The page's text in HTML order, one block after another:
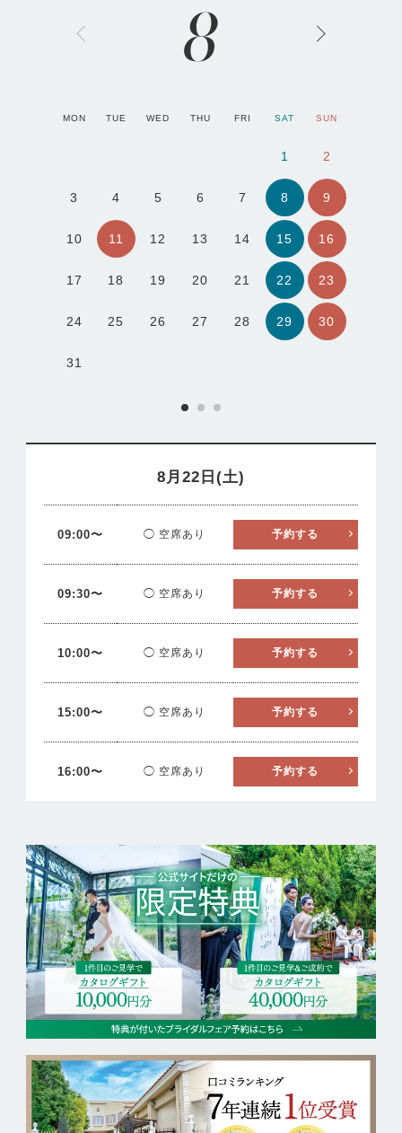
8
MON TUE WED THU FRI SAT SUN
1 2
3 4 5 6 7 8 9
10 11 12 13 14 15 16
17 18 19 20 21 22 23
24 25 26 27 28 29 30
31
8月22日(土)
09:00〜 ◯ 空席あり 予約する
09:30〜 ◯ 空席あり 予約する
10:00〜 ◯ 空席あり 予約する
15:00〜 ◯ 空席あり 予約する
16:00〜 ◯ 空席あり 予約する